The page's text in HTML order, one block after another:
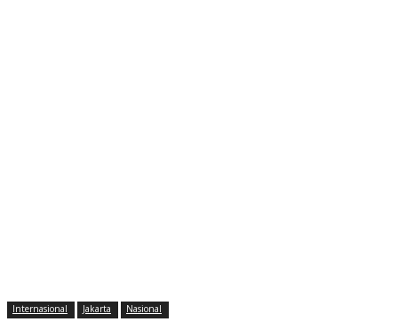
Internasional Jakarta Nasional